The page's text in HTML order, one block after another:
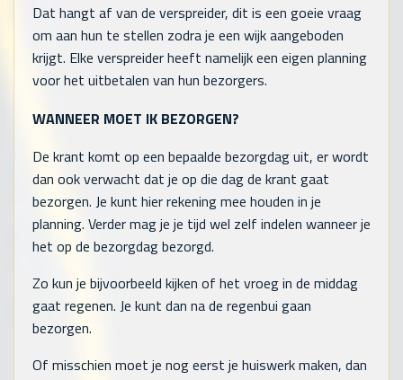
Dat hangt af van de verspreider, dit is een goeie vraag
om aan hun te stellen zodra je een wijk aangeboden
krijgt. Elke verspreider heeft namelijk een eigen planning
voor het uitbetalen van hun bezorgers.
WANNEER MOET IK BEZORGEN?
De krant komt op een bepaalde bezorgdag uit, er wordt
dan ook verwacht dat je op die dag de krant gaat
bezorgen. Je kunt hier rekening mee houden in je
planning. Verder mag je je tijd wel zelf indelen wanneer je
het op de bezorgdag bezorgd.
Zo kun je bijvoorbeeld kijken of het vroeg in de middag
gaat regenen. Je kunt dan na de regenbui gaan
bezorgen.
Of misschien moet je nog eerst je huiswerk maken, dan